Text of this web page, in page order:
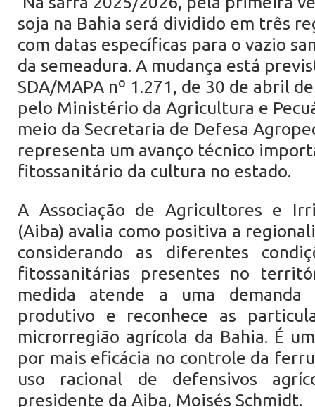
soja na Bahia será dividido em três
com datas específicas para o vazio
da semeadura. A mudança está
SDA/MAPA nº 1.271, de 30 de abril
pelo Ministério da Agricultura e
meio da Secretaria de Defesa
representa um avanço técnico
fitossanitário da cultura no estado.
A Associação de Agricultores e
(Aiba) avalia como positiva a
considerando as diferentes
fitossanitárias presentes no
medida atende a uma
produtivo e reconhece as
microrregião agrícola da Bahia. É
por mais eficácia no controle da
uso racional de defensivos
presidente da Aiba, Moisés Schmidt.